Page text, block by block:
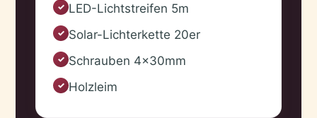
✓ LED-Lichtstreifen 5m
✓ Solar-Lichterkette 20er
✓ Schrauben 4x30mm
✓ Holzleim